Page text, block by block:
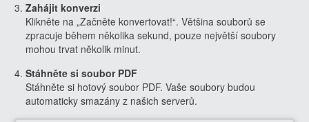
Zahájit konverzi
Klikněte na „Začněte konvertovat!“. Většina souborů se
zpracuje během několika sekund, pouze největší soubory
mohou trvat několik minut.
Stáhněte si soubor PDF
Stáhněte si hotový soubor PDF. Vaše soubory budou
automaticky smazány z našich serverů.